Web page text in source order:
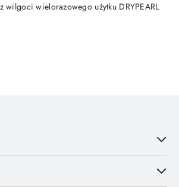
wilgoci wielorazowego użytku DRYPEARL